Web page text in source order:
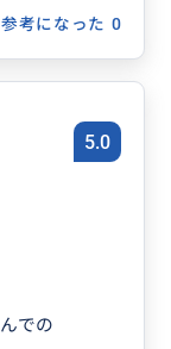
参考になった 0
5.0
での